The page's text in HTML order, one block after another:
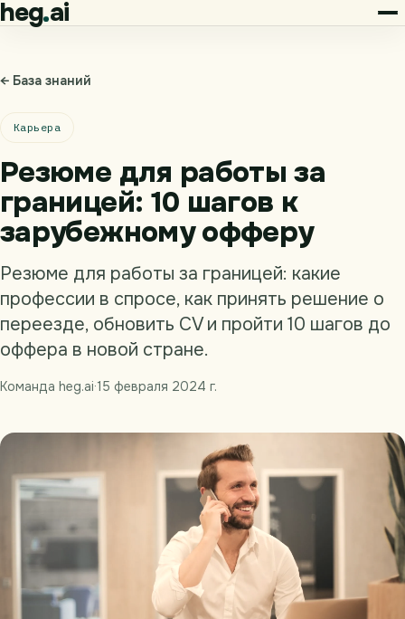
heg ai
← База знаний
Карьера
Резюме для работы за
границей: 10 шагов к
зарубежному офферу
Резюме для работы за границей: какие
профессии в спросе, как принять решение о
переезде, обновить CV и пройти 10 шагов до
оффера в новой стране.
Команда heg.ai·15 февраля 2024 г.